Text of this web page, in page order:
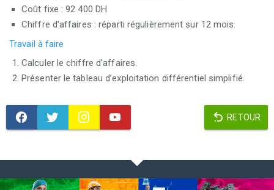
Coût fixe : 92 400 DH
Chiffre d’affaires : réparti régulièrement sur 12 mois.
Travail à faire
Calculer le chiffre d’affaires.
Présenter le tableau d’exploitation différentiel simplifié.
RETOUR